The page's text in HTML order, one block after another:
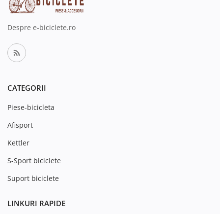
Despre e-biciclete.ro
CATEGORII
Piese-bicicleta
Afisport
Kettler
S-Sport biciclete
Suport biciclete
LINKURI RAPIDE